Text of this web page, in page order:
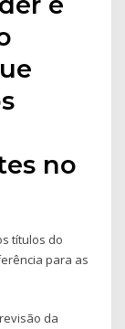
no
títulos do
para as
da